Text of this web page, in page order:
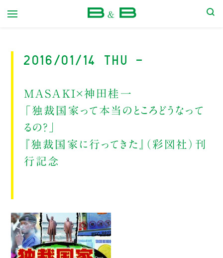
2016/01/14 Thu -
MASAKI×神田桂一
「独裁国家って本当のところどうなって
るの？」
『独裁国家に行ってきた』（彩図社）刊
行記念